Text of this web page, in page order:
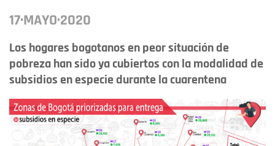
17·MAYO·2020
Los hogares bogotanos en peor situación de
pobreza han sido ya cubiertos con la modalidad de
subsidios en especie durante la cuarentena